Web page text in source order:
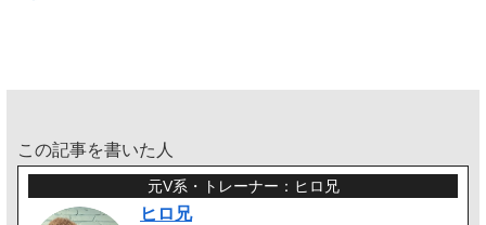
この記事を書いた人
元V系・トレーナー：ヒロ兄
ヒロ兄